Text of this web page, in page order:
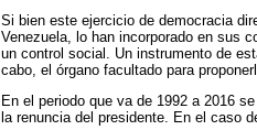
Si bien este ejercicio de democracia
Venezuela, lo han incorporado en sus
un control social. Un instrumento de
cabo, el órgano facultado para
En el periodo que va de 1992 a 2016
la renuncia del presidente. En el caso